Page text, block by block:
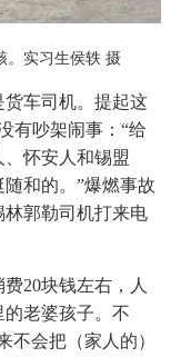
。实习生侯轶 摄
车司机。提起这
有吵架闹事：“给
怀安人和锡盟
随和的。”爆燃事故
郭勒司机打来电
20块钱左右，人
老婆孩子。不
不会把（家人的）